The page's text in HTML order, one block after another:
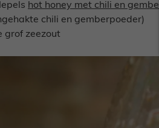
hot honey met chili en gember
chili en gemberpoeder)
grof zeezout